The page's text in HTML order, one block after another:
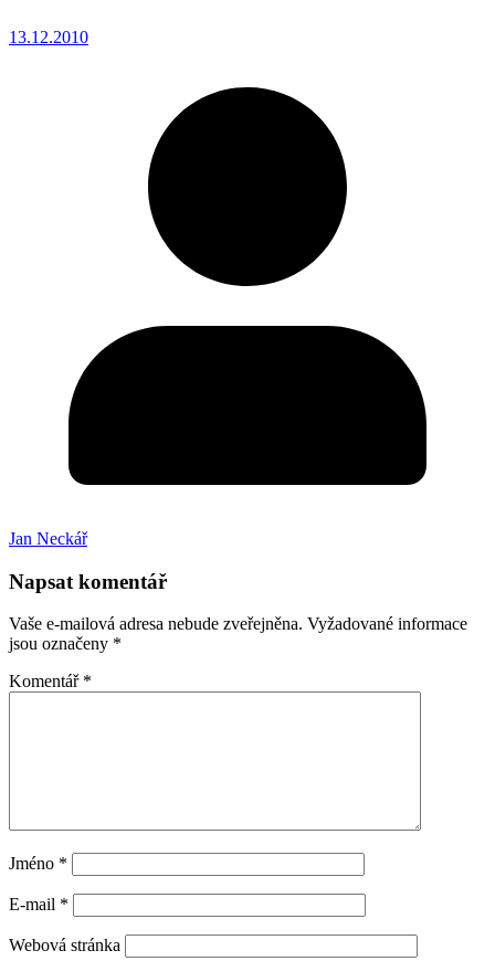
13.12.2010
Jan Neckář
Napsat komentář
Vaše e-mailová adresa nebude zveřejněna. Vyžadované informace
jsou označeny *
Komentář *
Jméno *
E-mail *
Webová stránka